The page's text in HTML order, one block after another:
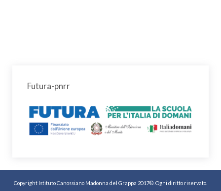
Futura-pnrr
Copyright Istituto Canossiano Madonna del Grappa 2017©. Ogni diritto riservato.